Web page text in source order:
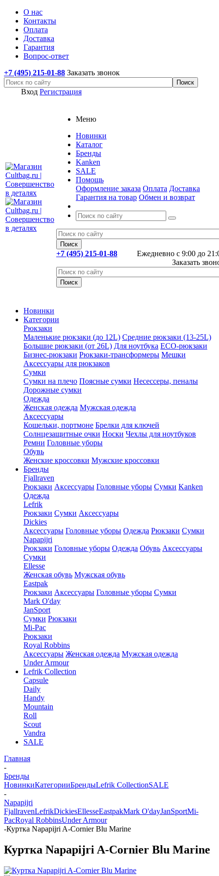
О нас
Контакты
Оплата
Доставка
Гарантия
Вопрос-ответ
+7 (495) 215-01-88 Заказать звонок
Вход Регистрация
Меню
Новинки
Каталог
Бренды
Kanken
SALE
Помощь
Оформление заказа Оплата Доставка
Гарантия на товар Обмен и возврат
Ежедневно с 9:00 до
+7 (495) 215-01-88
Заказать
Новинки
Категории
Рюкзаки
Маленькие рюкзаки (до 12L) Средние рюкзаки (13-25L)
Большие рюкзаки (от 26L) Для ноутбука ECO-рюкзаки
Бизнес-рюкзаки Рюкзаки-трансформеры Мешки
Аксессуары для рюкзаков
Сумки
Сумки на плечо Поясные сумки Несессеры, пеналы
Дорожные сумки
Одежда
Женская одежда Мужская одежда
Аксессуары
Кошельки, портмоне Брелки для ключей
Солнцезащитные очки Носки Чехлы для ноутбуков
Ремни Головные уборы
Обувь
Женские кроссовки Мужские кроссовки
Бренды
Fjallraven
Рюкзаки Аксессуары Головные уборы Сумки Kanken
Одежда
Lefrik
Рюкзаки Сумки Аксессуары
Dickies
Аксессуары Головные уборы Одежда Рюкзаки Сумки
Napapijri
Рюкзаки Головные уборы Одежда Обувь Аксессуары
Сумки
Ellesse
Женская обувь Мужская обувь
Eastpak
Рюкзаки Аксессуары Головные уборы Сумки
Mark O'day
JanSport
Сумки Рюкзаки
Mi-Pac
Рюкзаки
Royal Robbins
Аксессуары Женская одежда Мужская одежда
Under Armour
Lefrik Collection
Capsule
Daily
Handy
Mountain
Roll
Scout
Vandra
SALE
Главная
-
Бренды
НовинкиКатегорииБрендыLefrik CollectionSALE
-
Napapijri
FjallravenLefrikDickiesEllesseEastpakMark O'dayJanSportMi-
PacRoyal RobbinsUnder Armour
-Куртка Napapijri A-Cornier Blu Marine
Куртка Napapijri A-Cornier Blu Marine